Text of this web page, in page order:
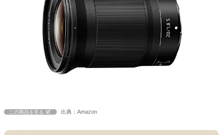
この商品を見る 出典：Amazon